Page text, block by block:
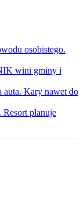
osobistego.
wini gminy i
auta. Kary nawet do
Resort planuje